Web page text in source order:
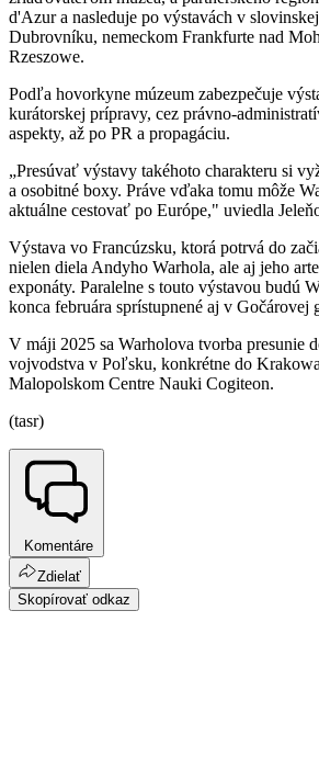
d'Azur a nasleduje po výstavách v
Dubrovníku, nemeckom Frankfurte nad
Rzeszowe.
Podľa hovorkyne múzeum zabezpečuje
kurátorskej prípravy, cez právno-
aspekty, až po PR a propagáciu.
„Presúvať výstavy takéhoto charakteru si
a osobitné boxy. Práve vďaka tomu môže
aktuálne cestovať po Európe," uviedla
Výstava vo Francúzsku, ktorá potrvá do
nielen diela Andyho Warhola, ale aj jeho
exponáty. Paralelne s touto výstavou budú
konca februára sprístupnené aj v Gočárovej
V máji 2025 sa Warholova tvorba presunie
vojvodstva v Poľsku, konkrétne do
Malopolskom Centre Nauki Cogiteon.
(tasr)
Komentáre
Zdielať
Skopírovať odkaz